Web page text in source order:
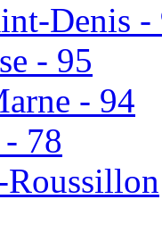
Denis -
- 95
- 94
78
Roussillon